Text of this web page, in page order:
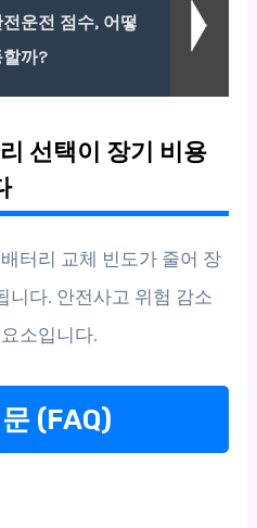
운전 점수, 어떻
까?
선택이 장기 비용
터리 교체 빈도가 줄어 장
니다. 안전사고 위험 감소
소입니다.
(FAQ)